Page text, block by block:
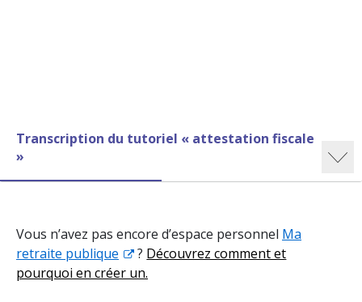
Transcription du tutoriel « attestation fiscale
»
Vous n’avez pas encore d’espace personnel Ma
retraite publique
? Découvrez comment et
pourquoi en créer un.